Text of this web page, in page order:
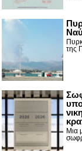
της
Μια